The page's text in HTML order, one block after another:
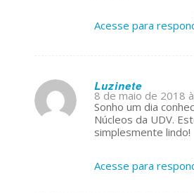
Acesse para
Luzinete
s
ays:
8 de maio de 2018
Sonho um dia
Núcleos da UDV.
simplesmente lindo!
Acesse para